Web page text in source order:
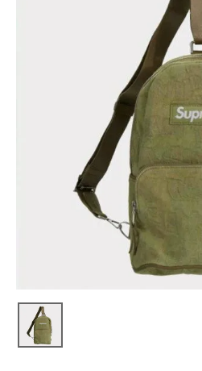
Tシャツ・ロングスリーブ
パーカー・トレーナー